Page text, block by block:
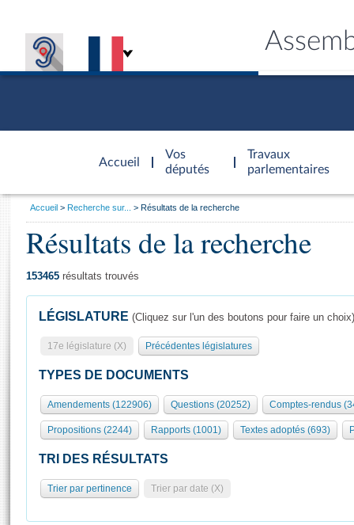
Accueil
d'accueil
Vos
députés
Travaux
parlementaires
Présidence
577 députés
Groupes politiques
Séance publique
Commissions et autres organes
Europe et International
Pétitions
Général
Rôle et pouvoirs de l'Assemblée
Organisation de l'Assemblée
Présidence Conférence des Présidents Bureau Collège des
Statistiques et chiffres clés
Visiter l'Assemblée
Visite virtuelle du palais Bourbon
Assister à une séance
Vous
Accueil Recherche sur... Résultats de la recherche
Résultats de la recherche
153465 résultats trouvés
LÉGISLATURE (Cliquez sur l'un des boutons pour faire un choix)
17e législature (X) Précédentes législatures
TYPES DE DOCUMENTS
Amendements (122906) Questions (20252) Comptes-rendus
Propositions (2244) Rapports (1001) Textes adoptés (693)
TRI DES RÉSULTATS
Trier par pertinence Trier par date (X)